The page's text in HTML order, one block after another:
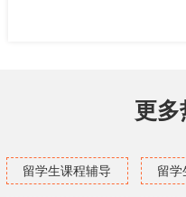
更多
留学生课程辅导 留学